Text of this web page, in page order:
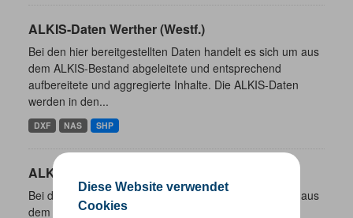
Diese Website verwendet
Cookies
ALKIS-Daten Werther (Westf.)
Bei den hier bereitgestellten Daten handelt es sich um aus
dem ALKIS-Bestand abgeleitete und entsprechend
aufbereitete und aggregierte Inhalte. Die ALKIS-Daten
werden in den...
DXF NAS SHP
ALKIS-Daten Rietberg
Bei den hier bereitgestellten Daten handelt es sich um aus
dem ALKIS-Bestand abgeleitete und entsprechend